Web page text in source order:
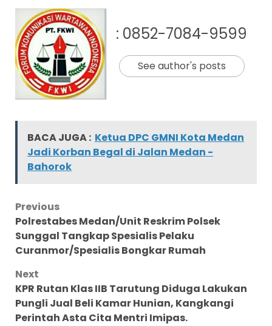
: 0852-7084-9599
See author's posts
BACA JUGA : Ketua DPC GMNI Kota Medan
Jadi Korban Begal di Jalan Medan -
Bahorok
Post
navigation
Previous
Polrestabes Medan/Unit Reskrim Polsek
Sunggal Tangkap Spesialis Pelaku
Curanmor/Spesialis Bongkar Rumah
Next
KPR Rutan Klas IIB Tarutung Diduga Lakukan
Pungli Jual Beli Kamar Hunian, Kangkangi
Perintah Asta Cita Mentri Imipas.